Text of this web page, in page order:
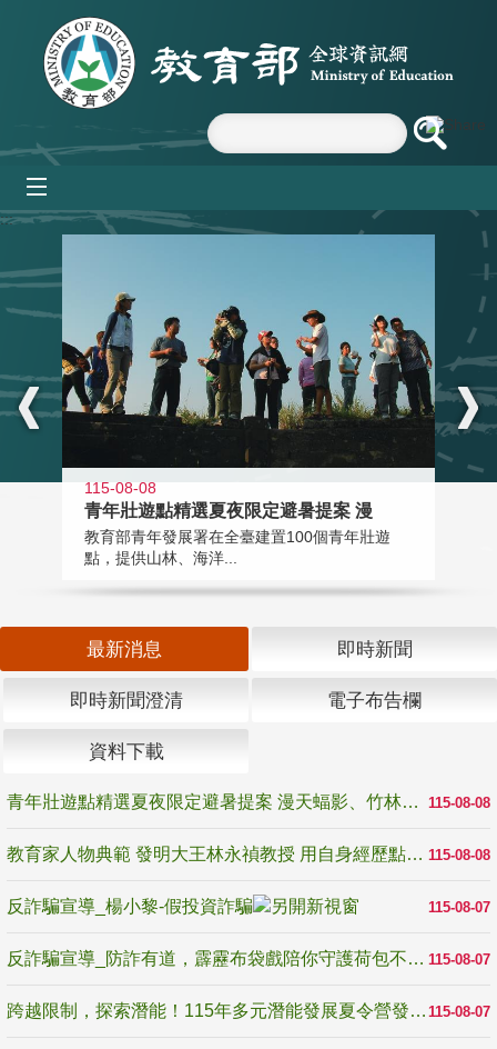
跳到主要內容區塊
:::
115-08-08
青年壯遊點精選夏夜限定避暑提案 漫
教育部青年發展署在全臺建置100個青年壯遊
點，提供山林、海洋...
最新消息 即時新聞
即時新聞澄清 電子布告欄
資料下載
115-08-08
青年壯遊點精選夏夜限定避暑提案 漫天蝠影、竹林尋蛙、茶香夜觀 邀青年暮色出發
115-08-08
教育家人物典範 發明大王林永禎教授 用自身經歷點亮學生的路
115-08-07
反詐騙宣導_楊小黎-假投資詐騙
115-08-07
反詐騙宣導_防詐有道，霹靂布袋戲陪你守護荷包不受騙
115-08-07
跨越限制，探索潛能！115年多元潛能發展夏令營發掘生命無限可能